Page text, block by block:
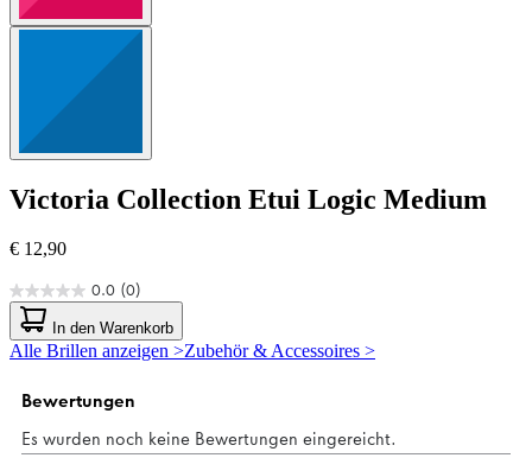
Victoria Collection Etui Logic Medium
€ 12,90
0.0 (0)
0.0
von
5
Sternen.
In den Warenkorb
Alle Brillen anzeigen >Zubehör & Accessoires >